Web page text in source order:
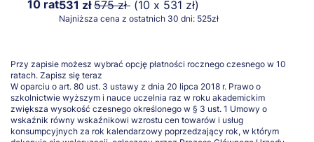
10 rat531 zł575 zł (10 x 531 zł)
Najniższa cena z ostatnich 30 dni: 525zł
Przy zapisie możesz wybrać opcję płatności rocznego czesnego w 10
ratach. Zapisz się teraz
W oparciu o art. 80 ust. 3 ustawy z dnia 20 lipca 2018 r. Prawo o
szkolnictwie wyższym i nauce uczelnia raz w roku akademickim
zwiększa wysokość czesnego określonego w § 3 ust. 1 Umowy o
wskaźnik równy wskaźnikowi wzrostu cen towarów i usług
konsumpcyjnych za rok kalendarzowy poprzedzający rok, w którym